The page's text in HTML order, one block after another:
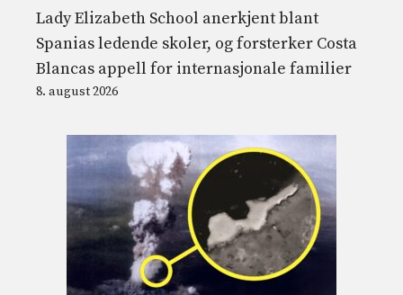
Lady Elizabeth School anerkjent blant
Spanias ledende skoler, og forsterker Costa
Blancas appell for internasjonale familier
8. august 2026